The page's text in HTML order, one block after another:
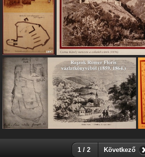
1 / 2 Következő